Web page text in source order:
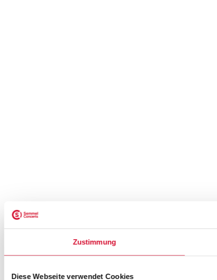
Zustimmung
Diese Webseite verwendet Cookies